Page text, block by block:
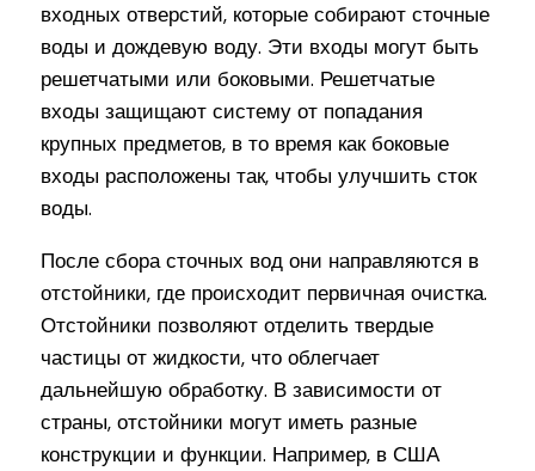
входных отверстий, которые собирают сточные
воды и дождевую воду. Эти входы могут быть
решетчатыми или боковыми. Решетчатые
входы защищают систему от попадания
крупных предметов, в то время как боковые
входы расположены так, чтобы улучшить сток
воды.
После сбора сточных вод они направляются в
отстойники, где происходит первичная очистка.
Отстойники позволяют отделить твердые
частицы от жидкости, что облегчает
дальнейшую обработку. В зависимости от
страны, отстойники могут иметь разные
конструкции и функции. Например, в США